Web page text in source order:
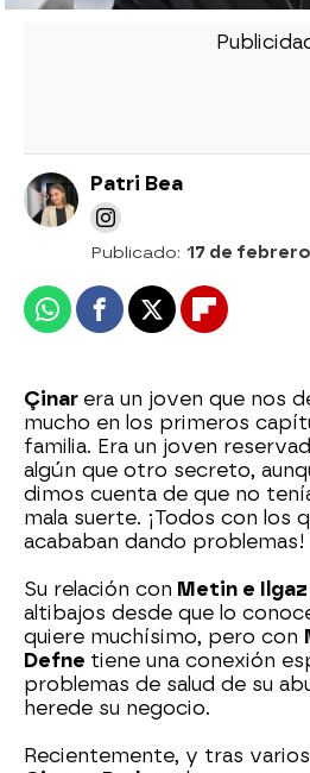
Patri Bea
Publicado: 17 de febrero
WhatsappFacebook
X Flipboard
Çinar era un joven que nos
mucho en los primeros
familia. Era un joven
algún que otro secreto,
dimos cuenta de que no
mala suerte. ¡Todos con los
acababan dando problemas!
Su relación con Metin e Ilgaz
altibajos desde que lo
quiere muchísimo, pero con
Defne tiene una conexión
problemas de salud de su
herede su negocio.
Recientemente, y tras